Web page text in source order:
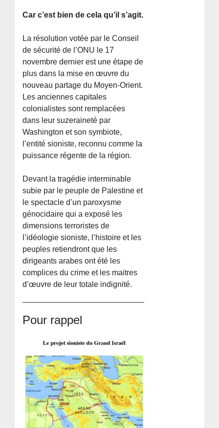
Car c’est bien de cela qu’il s’agit.
La résolution votée par le Conseil
de sécurité de l’ONU le 17
novembre dernier est une étape de
plus dans la mise en œuvre du
nouveau partage du Moyen-Orient.
Les anciennes capitales
colonialistes sont remplacées
dans leur suzeraineté par
Washington et son symbiote,
l’entité sioniste, reconnu comme la
puissance régente de la région.
Devant la tragédie interminable
subie par le peuple de Palestine et
le spectacle d’un paroxysme
génocidaire qui a exposé les
dimensions terroristes de
l’idéologie sioniste, l’histoire et les
peuples retiendront que les
dirigeants arabes ont été les
complices du crime et les maitres
d’œuvre de leur totale indignité.
Pour rappel